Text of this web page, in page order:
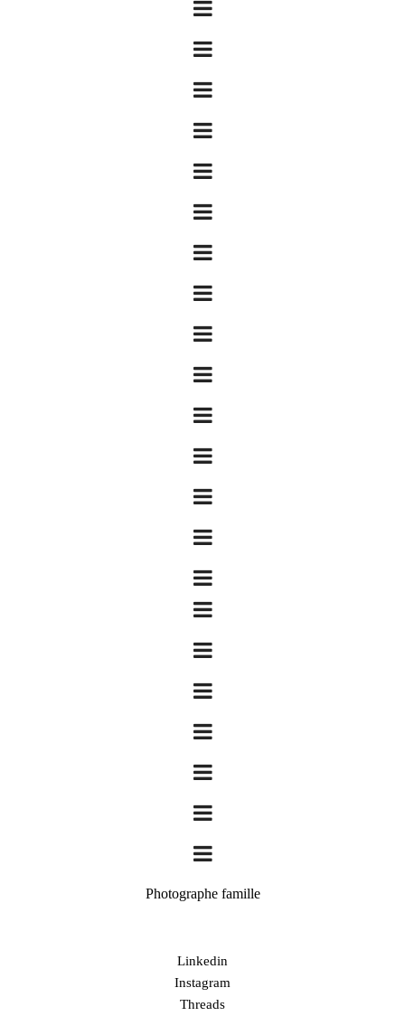
Photographe famille
Linkedin
Instagram
Threads